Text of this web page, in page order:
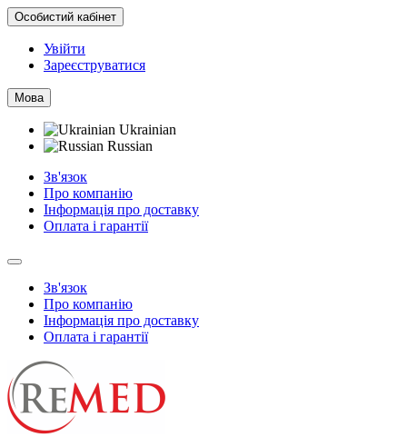
Особистий кабінет
Увійти
Зареєструватися
Мова
Ukrainian
Russian
Зв'язок
Про компанію
Інформація про доставку
Оплата і гарантії
Зв'язок
Про компанію
Інформація про доставку
Оплата і гарантії